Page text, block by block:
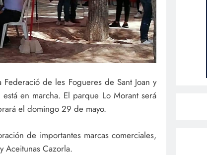
de les Fogueres de Sant Joan y
en marcha. El parque Lo Morant será
el domingo 29 de mayo.
de importantes marcas comerciales,
Aceitunas Cazorla.